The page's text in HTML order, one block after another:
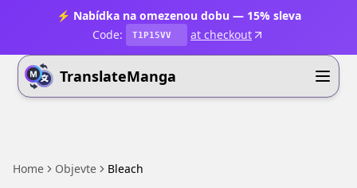
⚡ Nabídka na omezenou dobu — 15% sleva
Code:
T1P15VV at checkout
TranslateManga
Home Objevte Bleach